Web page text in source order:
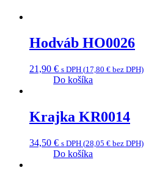
Hodváb HO0026
21,90 € s DPH (17,80 € bez DPH)
Do košíka
Krajka KR0014
34,50 € s DPH (28,05 € bez DPH)
Do košíka